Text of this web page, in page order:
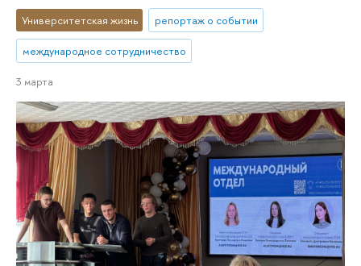
Университетская жизнь репортаж о событии
международное сотрудничество
3 марта